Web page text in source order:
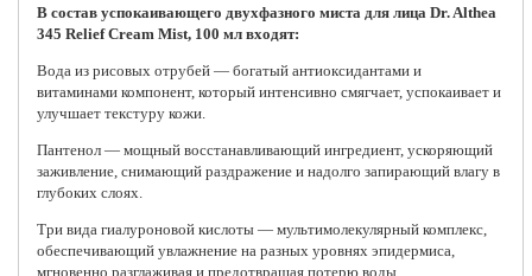
В состав успокаивающего двухфазного миста для лица Dr. Althea
345 Relief Cream Mist, 100 мл входят:
Вода из рисовых отрубей — богатый антиоксидантами и
витаминами компонент, который интенсивно смягчает, успокаивает и
улучшает текстуру кожи.
Пантенол — мощный восстанавливающий ингредиент, ускоряющий
заживление, снимающий раздражение и надолго запирающий влагу в
глубоких слоях.
Три вида гиалуроновой кислоты — мультимолекулярный комплекс,
обеспечивающий увлажнение на разных уровнях эпидермиса,
мгновенно разглаживая и предотвращая потерю воды.